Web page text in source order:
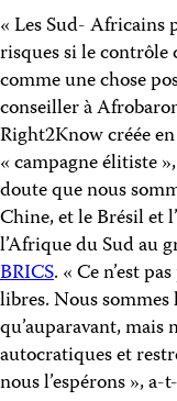
« Les Sud- Africains
risques si le contrôle
comme une chose
conseiller à
Right2Know créée en
« campagne élitiste
doute que nous
Chine, et le Brésil et
l’Afrique du Sud au
BRICS. « Ce n’est
libres. Nous
qu’auparavant,
autocratiques et
nous l’espérons »,